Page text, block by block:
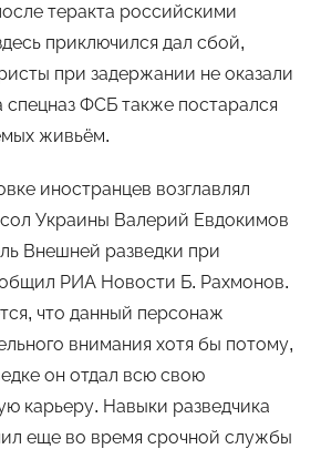
теракта российскими
приключился дал сбой,
при задержании не оказали
спецназ ФСБ также постарался
живьём.
иностранцев возглавлял
Украины Валерий Евдокимов
Внешней разведки при
РИА Новости Б. Рахмонов.
что данный персонаж
внимания хотя бы потому,
он отдал всю свою
карьеру. Навыки разведчика
еще во время срочной службы